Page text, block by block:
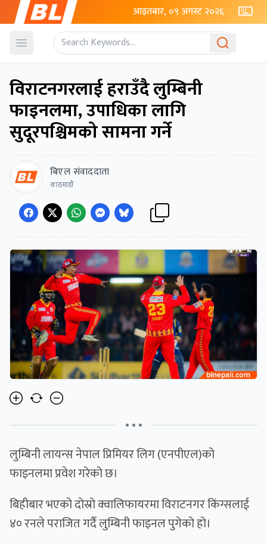
आइतबार, ०९ अगस्ट २०२६
Open menu
विराटनगरलाई हराउँदै लुम्बिनी
फाइनलमा, उपाधिका लागि
सुदूरपश्चिमको सामना गर्ने
बिएल संवाददाता
काठमाडौं
• • •
लुम्बिनी लायन्स नेपाल प्रिमियर लिग (एनपीएल)को
फाइनलमा प्रवेश गरेको छ।
बिहीबार भएको दोस्रो क्वालिफायरमा विराटनगर किंग्सलाई
४० रनले पराजित गर्दै लुम्बिनी फाइनल पुगेको हो।